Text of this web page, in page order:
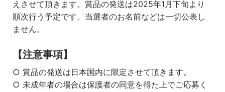
えさせて頂きます。賞品の発送は2025年1月下旬より
順次行う予定です。当選者のお名前などは一切公表し
ません。
【注意事項】
○ 賞品の発送は日本国内に限定させて頂きます。
○ 未成年者の場合は保護者の同意を得た上でご応募く